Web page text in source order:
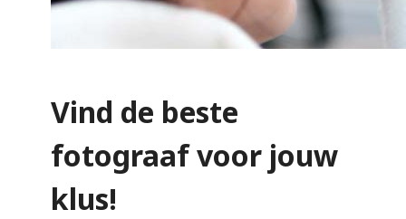
Vind de beste
fotograaf voor jouw
klus!